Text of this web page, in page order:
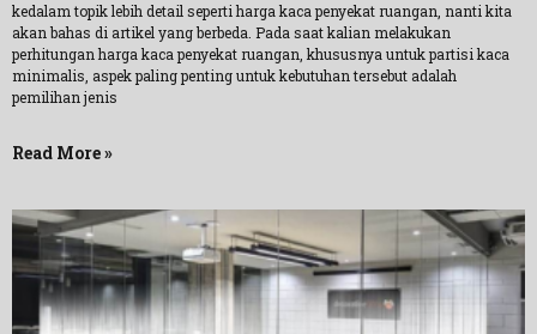
kedalam topik lebih detail seperti harga kaca penyekat ruangan, nanti kita
akan bahas di artikel yang berbeda. Pada saat kalian melakukan
perhitungan harga kaca penyekat ruangan, khususnya untuk partisi kaca
minimalis, aspek paling penting untuk kebutuhan tersebut adalah
pemilihan jenis
Read More »